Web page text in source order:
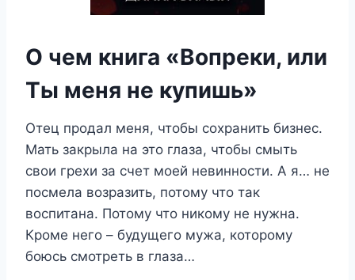
О чем книга «Вопреки, или
Ты меня не купишь»
Отец продал меня, чтобы сохранить бизнес.
Мать закрыла на это глаза, чтобы смыть
свои грехи за счет моей невинности. А я… не
посмела возразить, потому что так
воспитана. Потому что никому не нужна.
Кроме него – будущего мужа, которому
боюсь смотреть в глаза…